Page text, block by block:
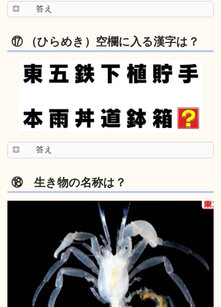
答え
⑰ （ひらめき）空欄に入る漢字は？
答え
⑱ 生き物の名称は？